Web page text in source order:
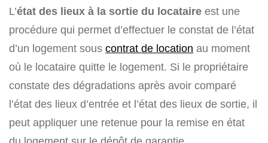
L’état des lieux à la sortie du locataire est une
procédure qui permet d’effectuer le constat de l’état
d’un logement sous contrat de location au moment
où le locataire quitte le logement. Si le propriétaire
constate des dégradations après avoir comparé
l’état des lieux d’entrée et l’état des lieux de sortie, il
peut appliquer une retenue pour la remise en état